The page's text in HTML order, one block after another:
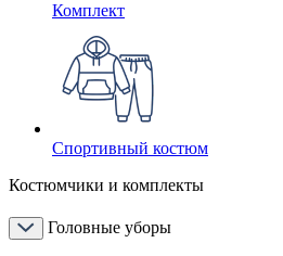
Комплект
Спортивный костюм
Костюмчики и комплекты
Головные уборы